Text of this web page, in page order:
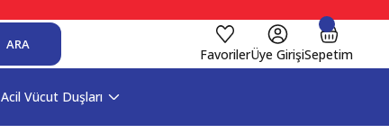
ARA
FavorilerÜye GirişiSepetim
Acil Vücut Duşları